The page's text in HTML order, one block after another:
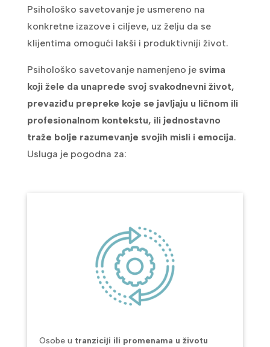
Psihološko savetovanje je usmereno na
konkretne izazove i ciljeve, uz želju da se
klijentima omogući lakši i produktivniji život.
Psihološko savetovanje namenjeno je svima
koji žele da unaprede svoj svakodnevni život,
prevaziđu prepreke koje se javljaju u ličnom ili
profesionalnom kontekstu, ili jednostavno
traže bolje razumevanje svojih misli i emocija.
Usluga je pogodna za:
Osobe u tranziciji ili promenama u životu